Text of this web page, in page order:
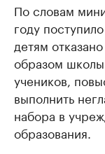
По словам
году
детям
образом школы
учеников,
выполнить
набора в
образования.